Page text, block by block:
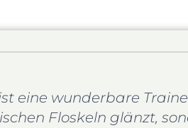
eine wunderbare
Floskeln glänzt,